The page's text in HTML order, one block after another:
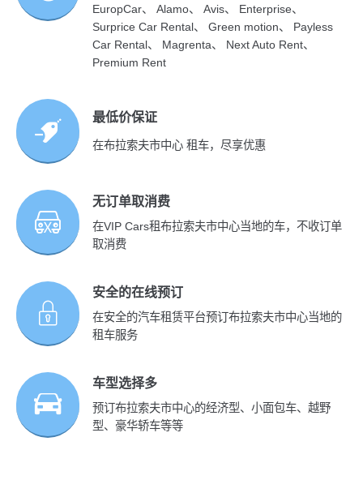
EuropCar、 Alamo、 Avis、 Enterprise、
Surprice Car Rental、 Green motion、 Payless
Car Rental、 Magrenta、 Next Auto Rent、
Premium Rent
最低价保证
在布拉索夫市中心 租车，尽享优惠
无订单取消费
在VIP Cars租布拉索夫市中心当地的车，不收订单
取消费
安全的在线预订
在安全的汽车租赁平台预订布拉索夫市中心当地的
租车服务
车型选择多
预订布拉索夫市中心的经济型、小面包车、越野
型、豪华轿车等等